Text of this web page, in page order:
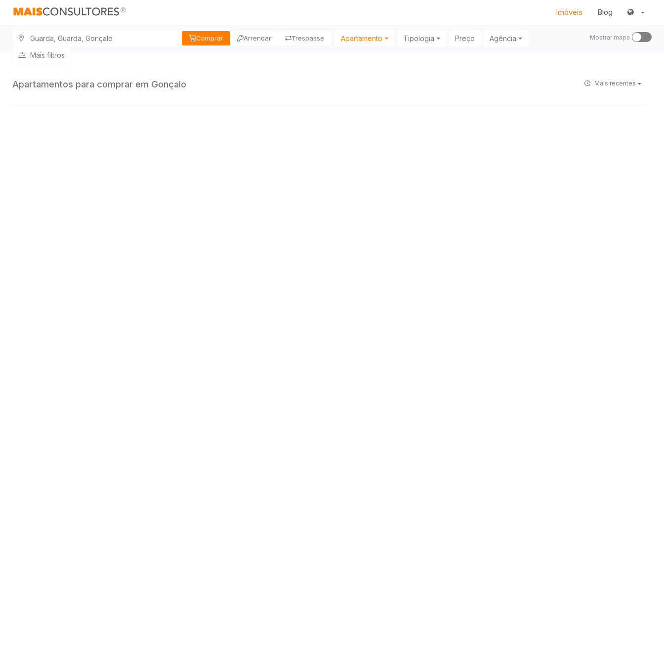
Imóveis Blog
Comprar Arrendar Trespasse Apartamento Tipologia Preço Agência
Mais filtros
Mostrar mapa
Apartamentos para comprar em Gonçalo Mais recentes